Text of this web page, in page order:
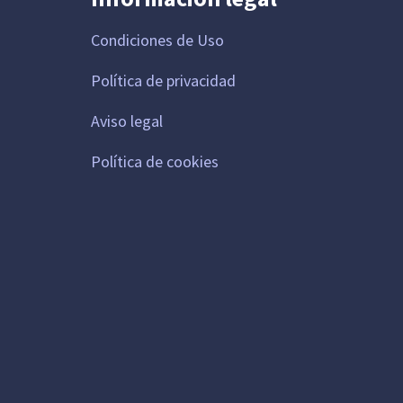
Condiciones de Uso
Política de privacidad
Aviso legal
Política de cookies